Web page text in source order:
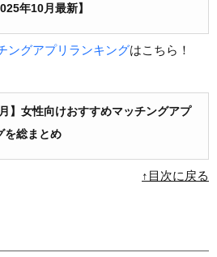
年10月最新】
ングアプリランキングはこちら！
】女性向けおすすめマッチングアプ
を総まとめ
↑目次に戻る